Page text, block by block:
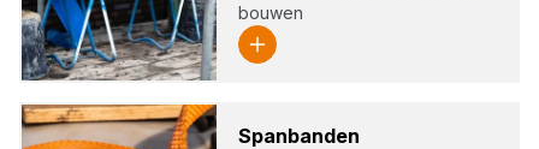
bouwen
Span­ban­den